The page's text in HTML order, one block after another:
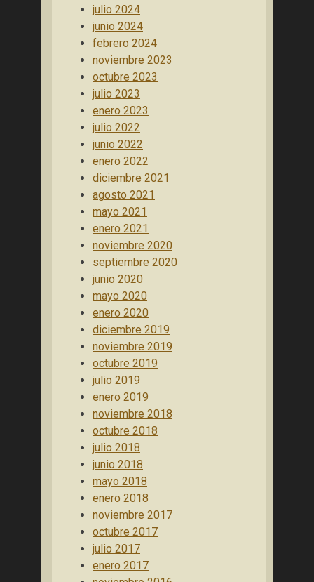
julio 2024
junio 2024
febrero 2024
noviembre 2023
octubre 2023
julio 2023
enero 2023
julio 2022
junio 2022
enero 2022
diciembre 2021
agosto 2021
mayo 2021
enero 2021
noviembre 2020
septiembre 2020
junio 2020
mayo 2020
enero 2020
diciembre 2019
noviembre 2019
octubre 2019
julio 2019
enero 2019
noviembre 2018
octubre 2018
julio 2018
junio 2018
mayo 2018
enero 2018
noviembre 2017
octubre 2017
julio 2017
enero 2017